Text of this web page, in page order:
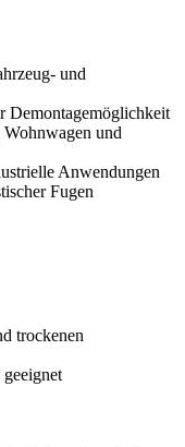
und
Demontagemöglichkeit
und
Anwendungen
Fugen
trockenen